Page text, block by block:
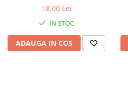
18,00 Lei
IN STOC
ADAUGA IN COS